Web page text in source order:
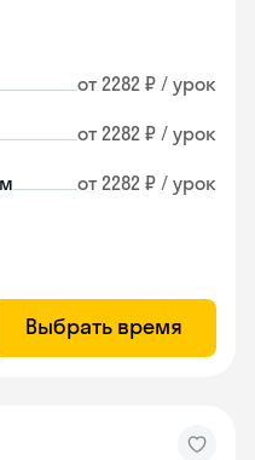
от 2282 ₽ / урок
от 2282 ₽ / урок
от 2282 ₽ / урок
Выбрать время